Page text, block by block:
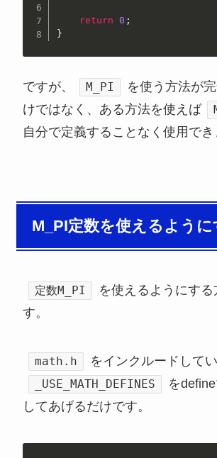
return 0 ;
}
ですが、 M_PI
を使う方法が
けではなく、ある方法を使えば
自分で定義することなく使用でき
M_PI定数を使えるよう
定数M_PI
を使えるようにす
す。
math.h をインクルードして
_USE_MATH_DEFINES
を
してあげるだけです。